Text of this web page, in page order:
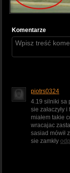
Komentarze
piotrs0324
4.19 silniki sa
sie załaczyły
miałem takie
wracajac
sasiad mówił
sie zamkły